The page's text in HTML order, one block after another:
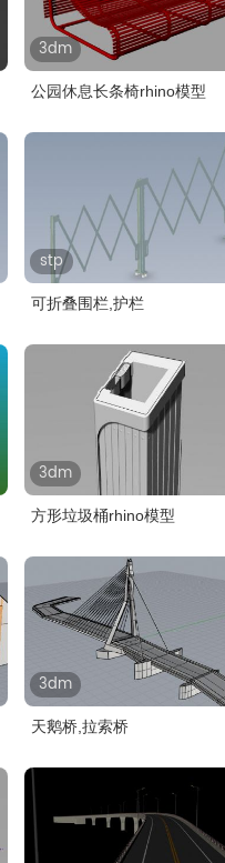
3dm
公园休息长条椅rhino模型
stp
可折叠围栏,护栏
3dm
方形垃圾桶rhino模型
3dm
天鹅桥,拉索桥